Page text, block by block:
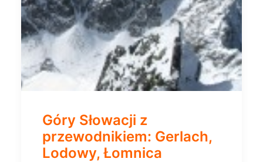
Góry Słowacji z
przewodnikiem: Gerlach,
Lodowy, Łomnica